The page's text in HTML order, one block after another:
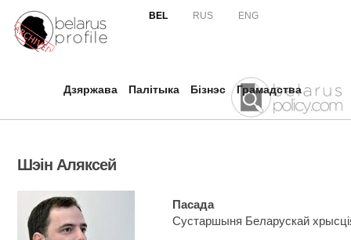
BEL RUS ENG
Дзяржава Палітыка Бізнэс Грамадства
Шэін Аляксей
Пасада
Сустаршыня Беларускай